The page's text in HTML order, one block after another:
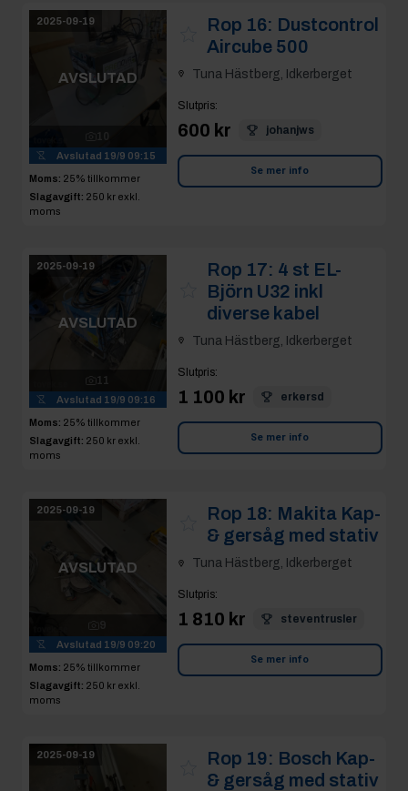
2025-09-19
AVSLUTAD
Avslutad 19/9 09:15
Moms: 25% tillkommer
Slagavgift: 250 kr exkl.
moms
Rop 16: Dustcontrol
Aircube 500
Tuna Hästberg, Idkerberget
Slutpris:
600 kr johanjws
Se mer info
2025-09-19
AVSLUTAD
11
Avslutad 19/9 09:16
Moms: 25% tillkommer
Slagavgift: 250 kr exkl.
moms
Rop 17: 4 st EL-
Björn U32 inkl
diverse kabel
Tuna Hästberg, Idkerberget
Slutpris:
1 100 kr erkersd
Se mer info
2025-09-19
AVSLUTAD
Avslutad 19/9 09:20
Moms: 25% tillkommer
Slagavgift: 250 kr exkl.
moms
Rop 18: Makita Kap-
& gersåg med stativ
Tuna Hästberg, Idkerberget
Slutpris:
1 810 kr steventrusler
Se mer info
2025-09-19 Rop 19: Bosch Kap-
& gersåg med stativ